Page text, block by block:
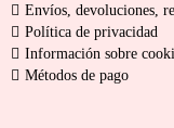
Envíos, devoluciones,
Política de privacidad
Información sobre
Métodos de pago